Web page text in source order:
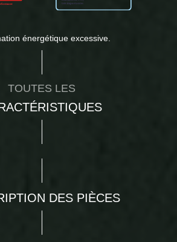
énergétique excessive.
TOUTES LES
DES PIÈCES